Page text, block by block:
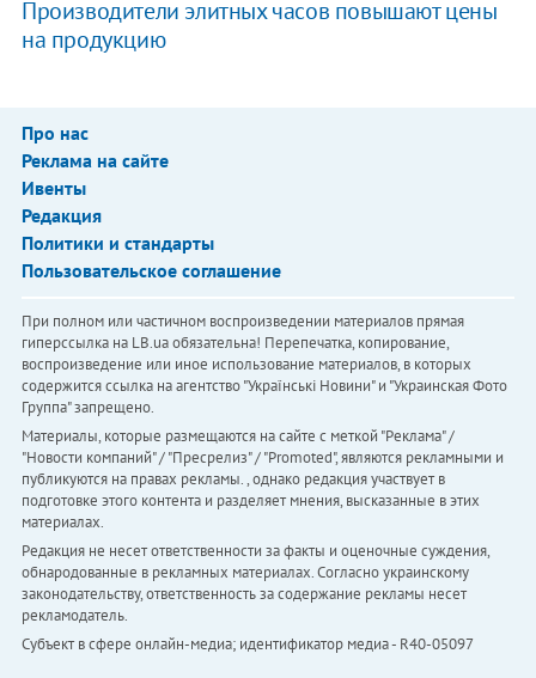
Производители элитных часов повышают цены
на продукцию
Про нас
Реклама на сайте
Ивенты
Редакция
Политики и стандарты
Пользовательское соглашение
При полном или частичном воспроизведении материалов прямая
гиперссылка на LB.ua обязательна! Перепечатка, копирование,
воспроизведение или иное использование материалов, в которых
содержится ссылка на агентство "Українськi Новини" и "Украинская Фото
Группа" запрещено.
Материалы, которые размещаются на сайте с меткой "Реклама" /
"Новости компаний" / "Пресрелиз" / "Promoted", являются рекламными и
публикуются на правах рекламы. , однако редакция участвует в
подготовке этого контента и разделяет мнения, высказанные в этих
материалах.
Редакция не несет ответственности за факты и оценочные суждения,
обнародованные в рекламных материалах. Согласно украинскому
законодательству, ответственность за содержание рекламы несет
рекламодатель.
Субъект в сфере онлайн-медиа; идентификатор медиа - R40-05097